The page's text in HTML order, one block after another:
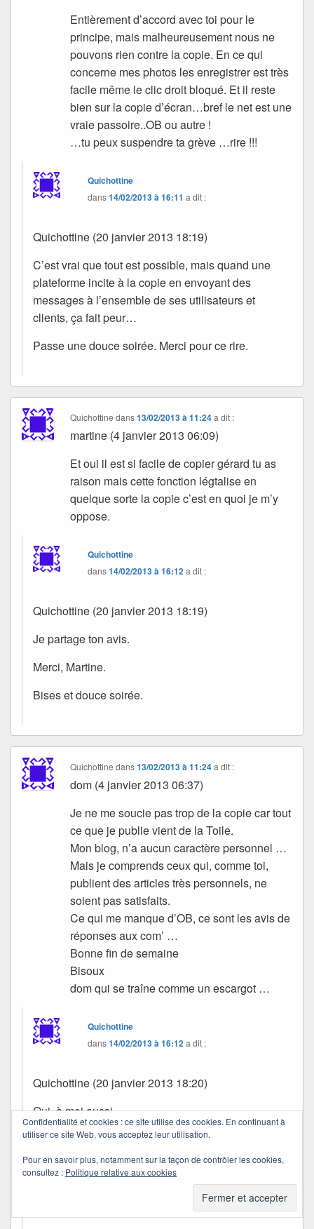
Entièrement d’accord avec toi pour le
principe, mais malheureusement nous ne
pouvons rien contre la copie. En ce qui
concerne mes photos les enregistrer est très
facile même le clic droit bloqué. Et il reste
bien sur la copie d’écran…bref le net est une
vraie passoire..OB ou autre !
…tu peux suspendre ta grève …rire !!!
Quichottine
dans14/02/2013 à 16:11 a dit :
Quichottine (20 janvier 2013 18:19)
C’est vrai que tout est possible, mais quand une
plateforme incite à la copie en envoyant des
messages à l’ensemble de ses utilisateurs et
clients, ça fait peur…
Passe une douce soirée. Merci pour ce rire.
Quichottine dans13/02/2013 à 11:24 a dit :
martine (4 janvier 2013 06:09)
Et oui il est si facile de copier gérard tu as
raison mais cette fonction légtalise en
quelque sorte la copie c’est en quoi je m’y
oppose.
Quichottine
dans14/02/2013 à 16:12a dit :
Quichottine (20 janvier 2013 18:19)
Je partage ton avis.
Merci, Martine.
Bises et douce soirée.
Quichottine dans13/02/2013 à 11:24 a dit :
dom (4 janvier 2013 06:37)
Je ne me soucie pas trop de la copie car tout
ce que je publie vient de la Toile.
Mon blog, n’a aucun caractère personnel …
Mais je comprends ceux qui, comme toi,
publient des articles très personnels, ne
soient pas satisfaits.
Ce qui me manque d’OB, ce sont les avis de
réponses aux com’ …
Bonne fin de semaine
Bisoux
dom qui se traîne comme un escargot …
Quichottine
dans14/02/2013 à 16:12a dit :
Quichottine (20 janvier 2013 18:20)
Oui, à moi aussi.
Ekla ne m’a pas satisfaite… mais je garde pour
l’instant.
Bonne nouvelle semaine à toi, Dom.
Confidentialité et cookies : ce site utilise des cookies. En continuant à
utiliser ce site Web, vous acceptez leur utilisation.
Pour en savoir plus, notamment sur la façon de contrôler les cookies,
consultez : Politique relative aux cookies